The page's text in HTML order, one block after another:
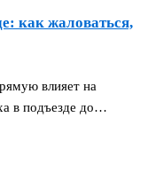
как жаловаться,
влияет на
в подъезде до…